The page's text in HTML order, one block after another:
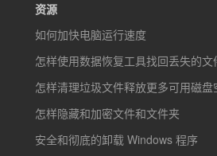
资源
如何加快电脑运行速度
怎样使用数据恢复工具找回丢失的文
怎样清理垃圾文件释放更多可用磁盘
怎样隐藏和加密文件和文件夹
安全和彻底的卸载 Windows 程序